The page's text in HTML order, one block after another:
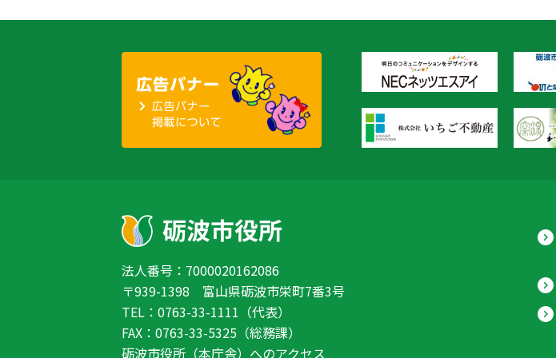
法人番号：7000020162086
〒939-1398 富山県砺波市栄町7番3号
TEL：0763-33-1111（代表）
FAX：0763-33-5325（総務課）
砺波市役所（本庁舎）へのアクセス